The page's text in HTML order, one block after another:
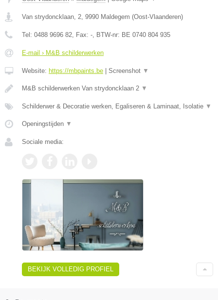
Van strydoncklaan, 2 9990 Maldegem (Oost-Vlaanderen)
Tel: 0488 9696 82 , Fax: - , BTW-nr: BE 0740 804 935
E-mail › M&B schilderwerken
Website: https://mbpaints.be | Screenshot ▼
M&B schilderwerken Van strydoncklaan 2 ▼
Schilderwer & Decoratie werken, Egaliseren & Laminaat, Isolatie ▼
Openingstijden ▼
Sociale media:
BEKIJK VOLLEDIG PROFIEL